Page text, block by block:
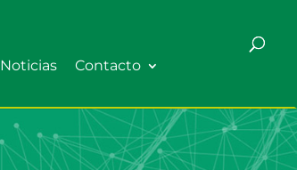
Noticias Contacto